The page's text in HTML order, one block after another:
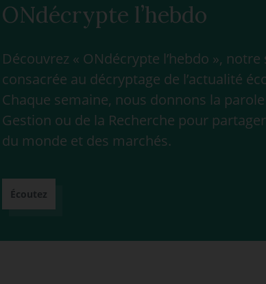
ONdécrypte l’hebdo
Découvrez « ONdécrypte l’hebdo »,
consacrée au décryptage de l’actualité
Chaque semaine, nous donnons la
Gestion ou de la Recherche pour
du monde et des marchés.
Écoutez